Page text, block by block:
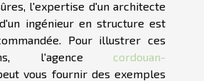
l'expertise d'un architecte
ingénieur en structure est
Pour illustrer ces
l'agence cordouan-
vous fournir des exemples